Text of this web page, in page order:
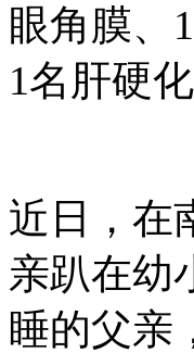
眼角膜、
1名肝硬
近日，在
亲趴在幼
睡的父亲